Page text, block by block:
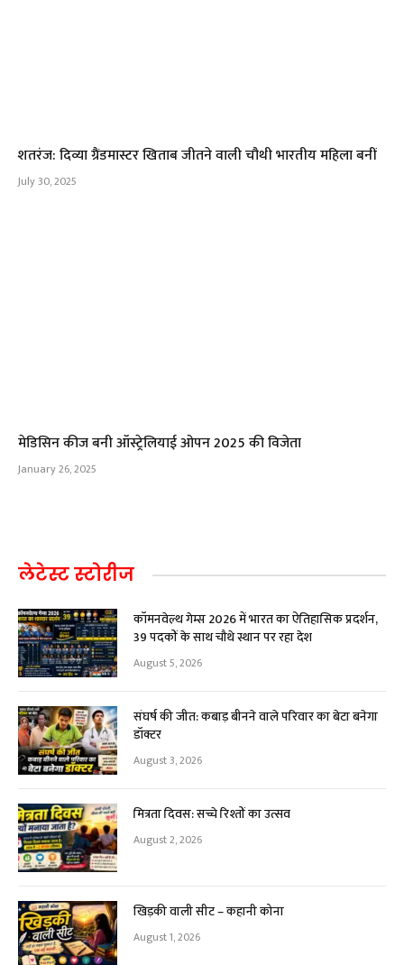
शतरंज: दिव्या ग्रैंडमास्टर खिताब जीतने वाली चौथी भारतीय महिला बनीं
July 30, 2025
मेडिसिन कीज बनी ऑस्ट्रेलियाई ओपन 2025 की विजेता
January 26, 2025
लेटेस्ट स्टोरीज
कॉमनवेल्थ गेम्स 2026 में भारत का ऐतिहासिक प्रदर्शन,
39 पदकों के साथ चौथे स्थान पर रहा देश
August 5, 2026
संघर्ष की जीत: कबाड़ बीनने वाले परिवार का बेटा बनेगा
डॉक्टर
August 3, 2026
मित्रता दिवस: सच्चे रिश्तों का उत्सव
August 2, 2026
खिड़की वाली सीट – कहानी कोना
August 1, 2026